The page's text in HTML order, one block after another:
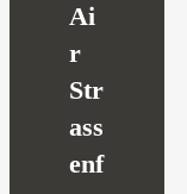
Ai
r
Str
ass
enf